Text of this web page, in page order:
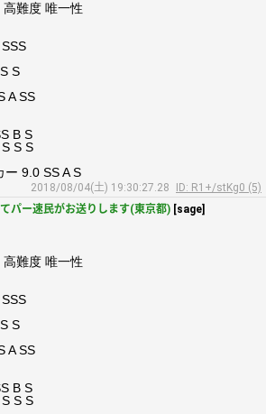
難度 唯一性
S
A SS
B S
S S
ー 9.0 SS A S
2018/08/04(土) 19:30:27.28
ID: R1+/stKg0 (5)
パー速民がお送りします(東京都) [sage]
難度 唯一性
S
A SS
B S
S S